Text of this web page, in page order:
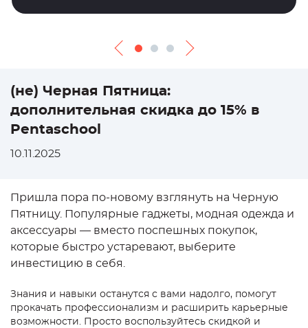
(не) Черная Пятница:
дополнительная скидка до 15% в
Pentaschool
10.11.2025
Пришла пора по-новому взглянуть на Черную
Пятницу. Популярные гаджеты, модная одежда и
аксессуары — вместо поспешных покупок,
которые быстро устаревают, выберите
инвестицию в себя.
Знания и навыки останутся с вами надолго, помогут
прокачать профессионализм и расширить карьерные
возможности. Просто воспользуйтесь скидкой и